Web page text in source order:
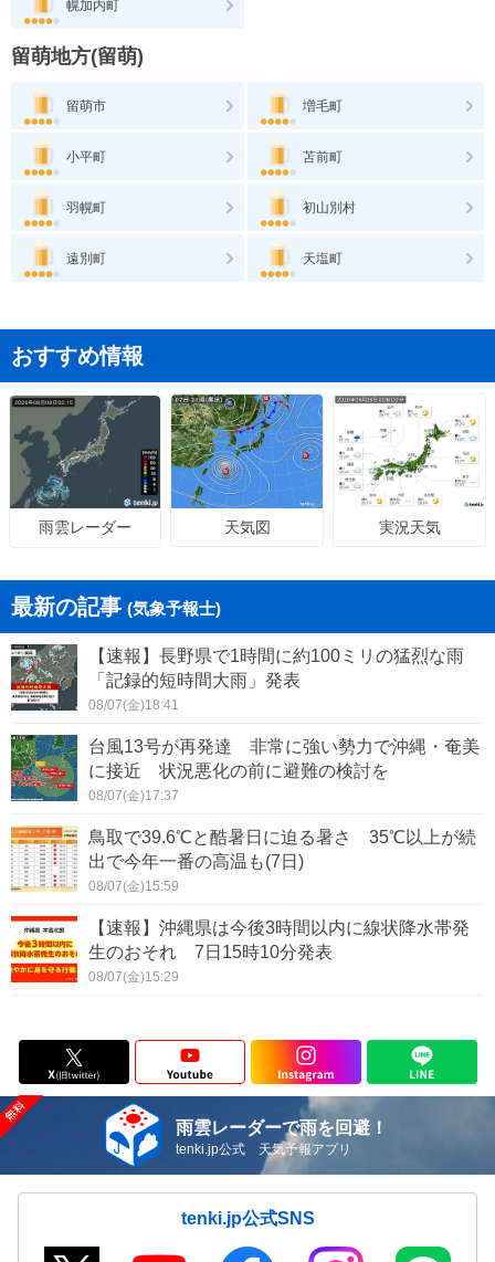
幌加内町
留萌地方(留萌)
留萌市 増毛町
小平町 苫前町
羽幌町 初山別村
遠別町 天塩町
おすすめ情報
雨雲レーダー 天気図 実況天気
最新の記事 (気象予報士)
【速報】長野県で1時間に約100ミリの猛烈な雨
「記録的短時間大雨」発表
08/07(金)18:41
台風13号が再発達 非常に強い勢力で沖縄・奄美
に接近 状況悪化の前に避難の検討を
08/07(金)17:37
鳥取で39.6℃と酷暑日に迫る暑さ 35℃以上が続
出で今年一番の高温も(7日)
08/07(金)15:59
【速報】沖縄県は今後3時間以内に線状降水帯発
生のおそれ 7日15時10分発表
08/07(金)15:29
雨雲レーダーで雨を回避！
tenki.jp公式 天気予報アプリ
tenki.jp公式SNS